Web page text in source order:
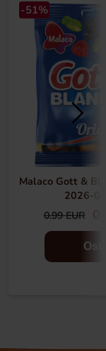
-51%
Malaco Gott &
2026-
0.99 EUR